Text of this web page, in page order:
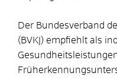
Der Bundesverband
(BVKJ) empfiehlt als